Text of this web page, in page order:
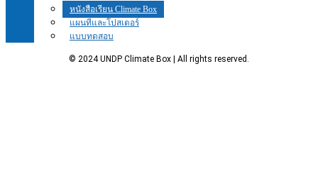
หนังสือเรียน Climate Box
แผนที่และโปสเตอร์
แบบทดสอบ
© 2024 UNDP Climate Box | All rights reserved.